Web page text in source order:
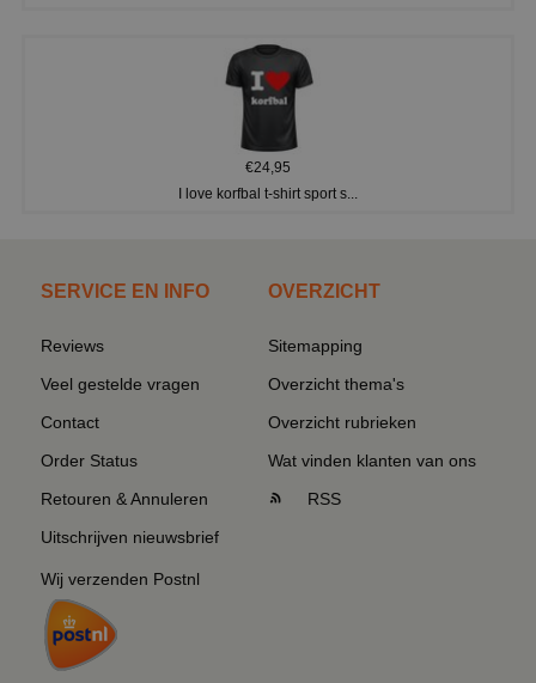
€24,95
I love korfbal t-shirt sport s...
SERVICE EN INFO
Reviews
Veel gestelde vragen
Contact
Order Status
Retouren & Annuleren
Uitschrijven nieuwsbrief
Wij verzenden Postnl
OVERZICHT
Sitemapping
Overzicht thema's
Overzicht rubrieken
Wat vinden klanten van ons
RSS